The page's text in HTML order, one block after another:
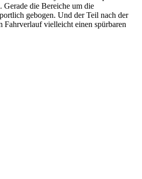
Gerade die Bereiche um die
gebogen. Und der Teil nach der
Fahrverlauf vielleicht einen spürbaren